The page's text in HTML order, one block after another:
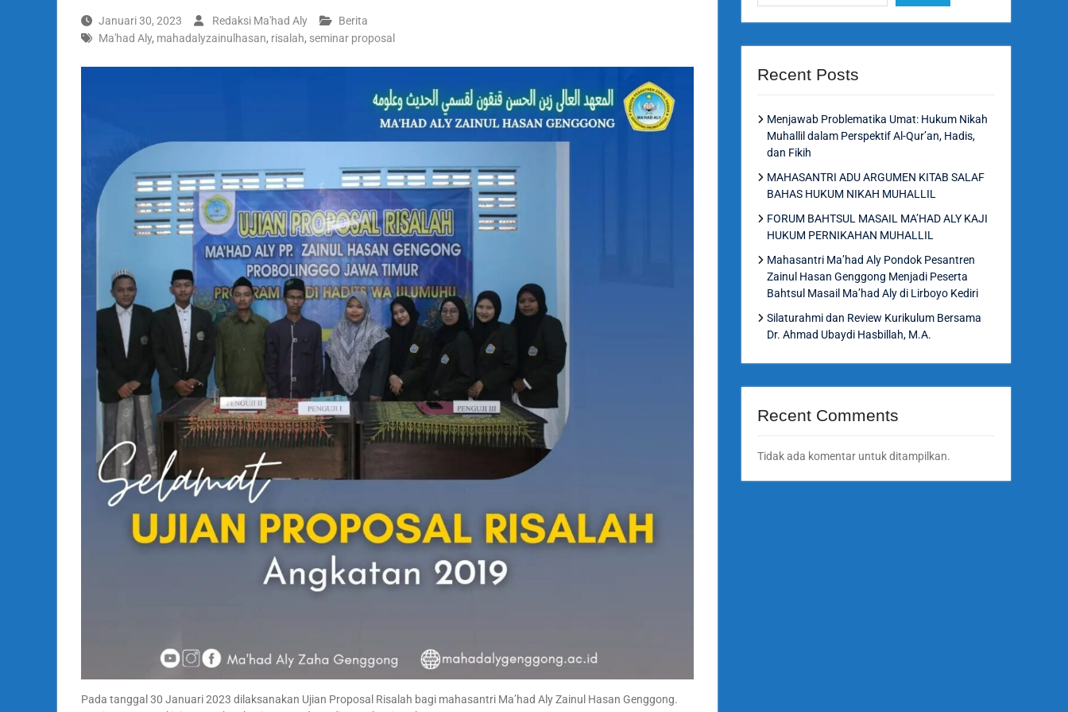
Januari 30, 2023 Redaksi Ma'had Aly
Berita
Ma'had Aly, mahadalyzainulhasan, risalah, seminar proposal
Pada tanggal 30 Januari 2023 dilaksanakan Ujian Proposal Risalah bagi mahasantri Ma’had Aly Zainul Hasan Genggong.
Recent Posts
Menjawab Problematika Umat: Hukum Nikah
Muhallil dalam Perspektif Al-Qur’an, Hadis,
dan Fikih
MAHASANTRI ADU ARGUMEN KITAB SALAF
BAHAS HUKUM NIKAH MUHALLIL
FORUM BAHTSUL MASAIL MA’HAD ALY KAJI
HUKUM PERNIKAHAN MUHALLIL
Mahasantri Ma’had Aly Pondok Pesantren
Zainul Hasan Genggong Menjadi Peserta
Bahtsul Masail Ma’had Aly di Lirboyo Kediri
Silaturahmi dan Review Kurikulum Bersama
Dr. Ahmad Ubaydi Hasbillah, M.A.
Recent Comments
Tidak ada komentar untuk ditampilkan.